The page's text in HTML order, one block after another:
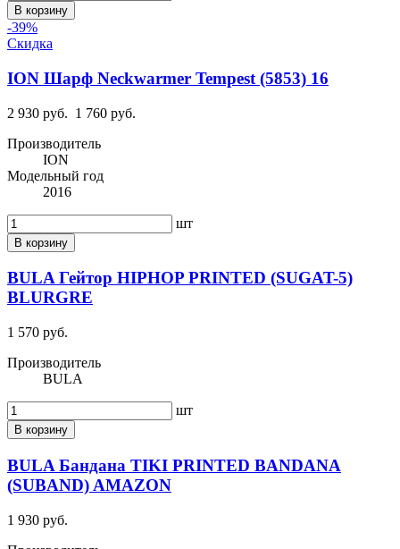
В корзину
-39%
Скидка
ION Шарф Neckwarmer Tempest (5853) 16
2 930 руб. 1 760 руб.
Производитель
ION
Модельный год
2016
шт
В корзину
BULA Гейтор HIPHOP PRINTED (SUGAT-5)
BLURGRE
1 570 руб.
Производитель
BULA
шт
В корзину
BULA Бандана TIKI PRINTED BANDANA
(SUBAND) AMAZON
1 930 руб.